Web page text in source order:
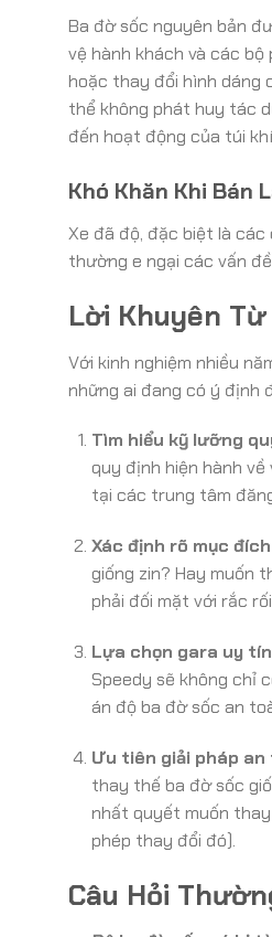
Ba đờ sốc nguyên bản
vệ hành khách và các
hoặc thay đổi hình dáng
thể không phát huy tác
đến hoạt động của túi
Khó Khăn Khi Bán
Xe đã độ, đặc biệt là
thường e ngại các vấn
Lời Khuyên
Với kinh nghiệm nhiều
những ai đang có ý định
Tìm hiểu kỹ lưỡng
quy định hiện hành
tại các trung tâm
Xác định rõ mục
giống zin? Hay muốn
phải đối mặt với rắc
Lựa chọn gara uy
Speedy sẽ không chỉ
án độ ba đờ sốc an
Ưu tiên giải pháp
thay thế ba đờ sốc
nhất quyết muốn
phép thay đổi đó).
Câu Hỏi